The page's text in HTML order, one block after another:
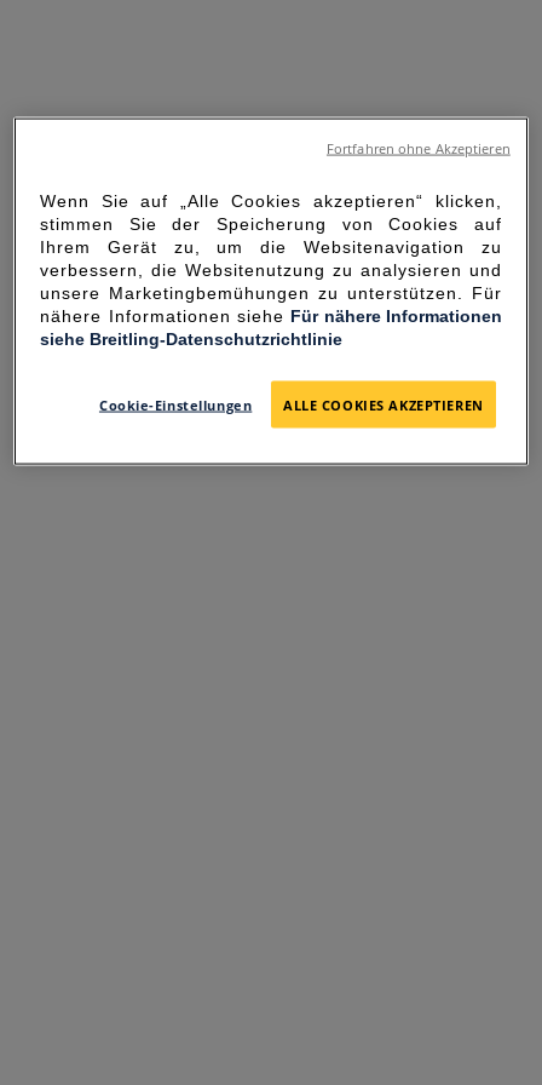
SORRY FOR THE
INCONVENIENCE
Wenn Sie auf „Alle Cookies akzeptieren“ klicken,
stimmen Sie der Speicherung von Cookies auf
Ihrem Gerät zu, um die Websitenavigation zu
verbessern, die Websitenutzung zu analysieren und
unsere Marketingbemühungen zu unterstützen. Für
nähere Informationen siehe Für nähere Informationen
siehe Breitling-Datenschutzrichtlinie
Cookie-Einstellungen ALLE COOKIES AKZEPTIEREN
Fortfahren ohne Akzeptieren